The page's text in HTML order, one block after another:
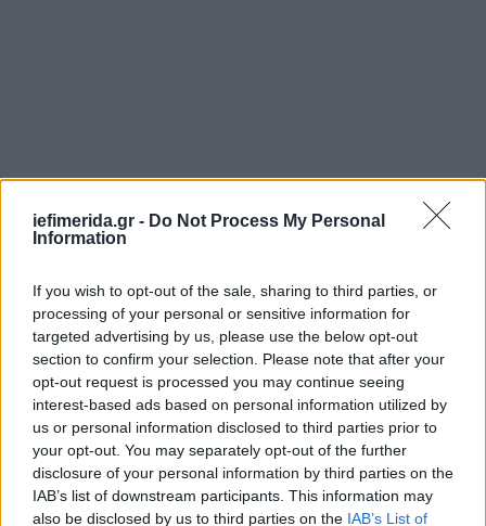
iefimerida.gr - Do Not Process My Personal
Information
If you wish to opt-out of the sale, sharing to third parties, or
processing of your personal or sensitive information for
targeted advertising by us, please use the below opt-out
section to confirm your selection. Please note that after your
opt-out request is processed you may continue seeing
interest-based ads based on personal information utilized by
us or personal information disclosed to third parties prior to
your opt-out. You may separately opt-out of the further
disclosure of your personal information by third parties on the
IAB’s list of downstream participants. This information may
also be disclosed by us to third parties on the IAB’s List of